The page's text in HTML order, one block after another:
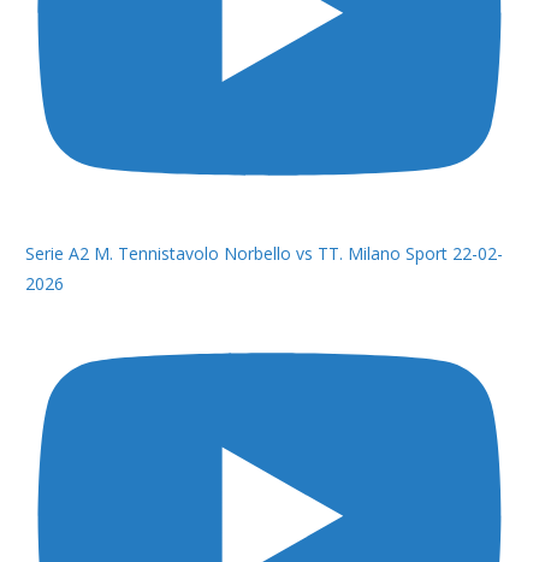
Serie A2 M. Tennistavolo Norbello vs TT. Milano Sport 22-02-
2026